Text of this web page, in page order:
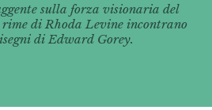
sulla forza visionaria del
rime di Rhoda Levine incontrano
di Edward Gorey.